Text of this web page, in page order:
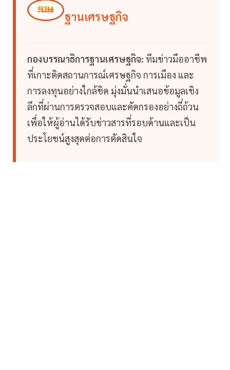
ฐานเศรษฐกิจ
กองบรรณาธิการฐานเศรษฐกิจ: ทีมข่าวมืออาชีพ
ที่เกาะติดสถานการณ์เศรษฐกิจ การเมือง และ
การลงทุนอย่างใกล้ชิด มุ่งมั่นนำเสนอข้อมูลเชิง
ลึกที่ผ่านการตรวจสอบและคัดกรองอย่างถี่ถ้วน
เพื่อให้ผู้อ่านได้รับข่าวสารที่รอบด้านและเป็น
ประโยชน์สูงสุดต่อการตัดสินใจ